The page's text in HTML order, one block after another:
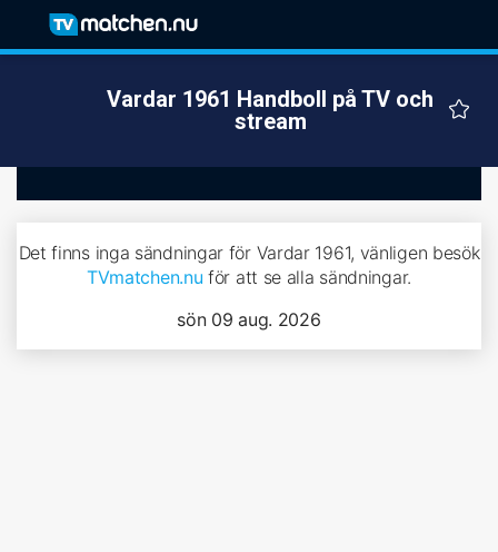
Vardar 1961 Handboll på TV och
stream
Det finns inga sändningar för Vardar 1961, vänligen besök
TVmatchen.nu för att se alla sändningar.
sön 09 aug. 2026